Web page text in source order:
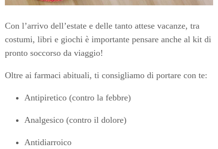
Con l’arrivo dell’estate e delle tanto attese vacanze, tra
costumi, libri e giochi è importante pensare anche al kit di
pronto soccorso da viaggio!
Oltre ai farmaci abituali, ti consigliamo di portare con te:
Antipiretico (contro la febbre)
Analgesico (contro il dolore)
Antidiarroico